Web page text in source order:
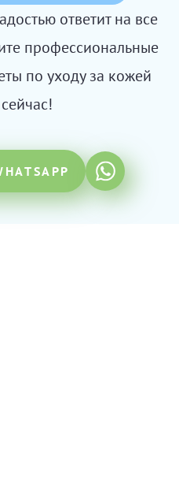
ответит на все
профессиональные
по уходу за кожей